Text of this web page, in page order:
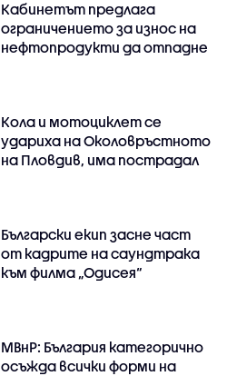
Кабинетът предлага
ограничението за износ на
нефтопродукти да отпадне
Кола и мотоциклет се
удариха на Околовръстното
на Пловдив, има пострадал
Български екип засне част
от кадрите на саундтрака
към филма „Одисея“
МВнР: България категорично
осъжда всички форми на